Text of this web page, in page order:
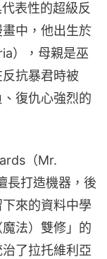
表性的超級反
中，他出生於
），母親是巫
抗暴君時被
復仇心強烈的
（Mr.
長打造機器，後
來的資料中學
法）雙修」的
了拉托維利亞